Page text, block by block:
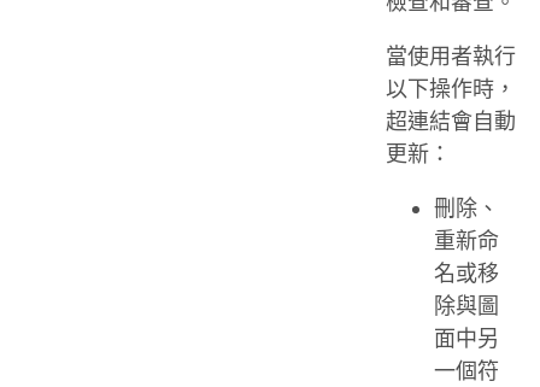
當使用者執行
以下操作時，
超連結會自動
更新：
刪除、
重新命
名或移
除與圖
面中另
一個符